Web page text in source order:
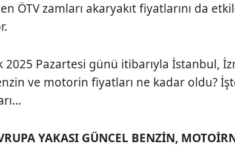
ÖTV zamları akaryakıt fiyatlarını da
2025 Pazartesi günü itibarıyla İstanbul,
ve motorin fiyatları ne kadar oldu?
YAKASI GÜNCEL BENZİN,